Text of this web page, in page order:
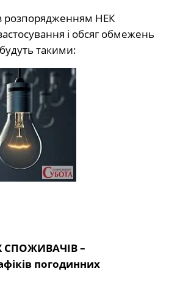
розпорядженням НЕК
і обсяг обмежень
такими:
–
погодинних